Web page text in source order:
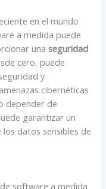
en el mundo
a medida puede
unaseguridad
cero, puede
y
cibernéticas
depender de
garantizar un
datos sensibles de
software a medida